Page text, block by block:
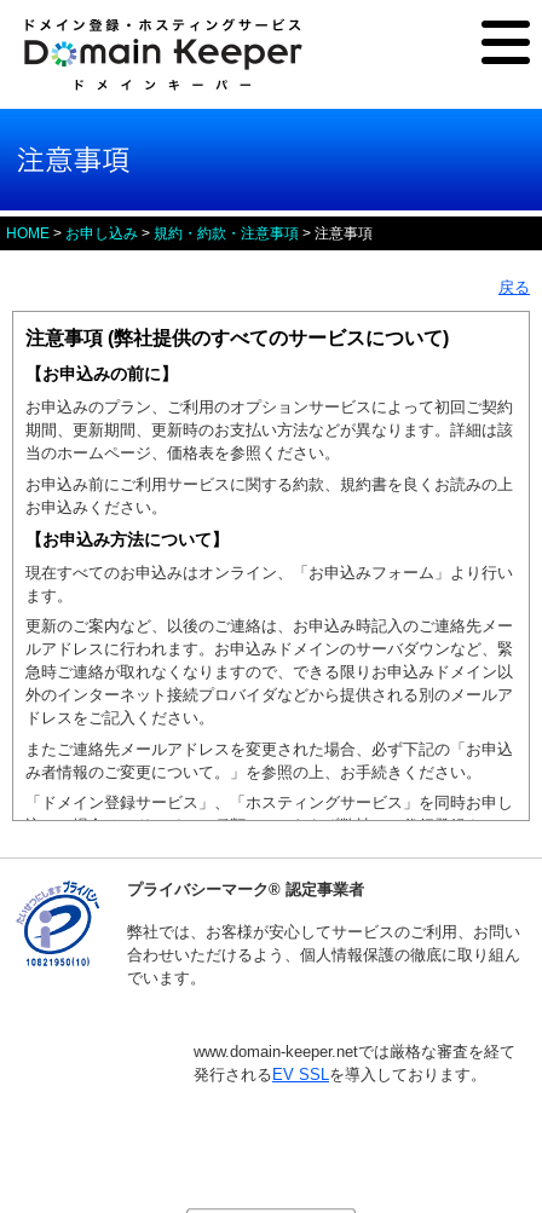
HOME > お申し込み > 規約・約款・注意事項 > 注意事項
戻る
注意事項 (弊社提供のすべてのサービスについて)
【お申込みの前に】
お申込みのプラン、ご利用のオプションサービスによって初回ご契約
期間、更新期間、更新時のお支払い方法などが異なります。詳細は該
当のホームページ、価格表を参照ください。
お申込み前にご利用サービスに関する約款、規約書を良くお読みの上
お申込みください。
【お申込み方法について】
現在すべてのお申込みはオンライン、「お申込みフォーム」より行い
ます。
更新のご案内など、以後のご連絡は、お申込み時記入のご連絡先メー
ルアドレスに行われます。お申込みドメインのサーバダウンなど、緊
急時ご連絡が取れなくなりますので、できる限りお申込みドメイン以
外のインターネット接続プロバイダなどから提供される別のメールア
ドレスをご記入ください。
またご連絡先メールアドレスを変更された場合、必ず下記の「お申込
み者情報のご変更について。」を参照の上、お手続きください。
「ドメイン登録サービス」、「ホスティングサービス」を同時お申し
込みの場合は、ドメインの種類にかかわらず弊社にて代行登録させて
すべてのお申込みはご入金処理後、オンライン「お支払いフォーム」
を送信いただかなければなりません。(クレジットカード、コンビニ
払いでお支払いの場合は、「お支払いフォーム」内でお手続きいたし
ます。)
弊社では、フォーム受信後にご入金確認させていただいております。
【ドメインお持込み（前業者からのネームサーバ変更による移
プライバシーマーク® 認定事業者
弊社では、お客様が安心してサービスのご利用、お問い
合わせいただけるよう、個人情報保護の徹底に取り組ん
でいます。
www.domain-keeper.netでは厳格な審査を経て
発行される EV SSLを導入しております。